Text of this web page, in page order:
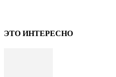
ЭТО ИНТЕРЕСНО